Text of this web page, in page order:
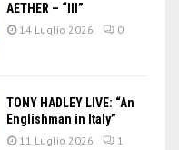
AETHER – “III”
14 Luglio 2026 0
TONY HADLEY LIVE: “An
Englishman in Italy”
11 Luglio 2026 1